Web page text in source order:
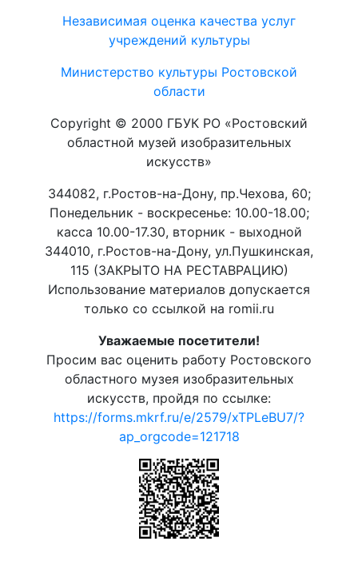
Независимая оценка качества услуг
учреждений культуры
Министерство культуры Ростовской
области
Copyright © 2000 ГБУК РО «Ростовский
областной музей изобразительных
искусств»
344082, г.Ростов-на-Дону, пр.Чехова, 60;
Понедельник - воскресенье: 10.00-18.00;
касса 10.00-17.30, вторник - выходной
344010, г.Ростов-на-Дону, ул.Пушкинская,
115 (ЗАКРЫТО НА РЕСТАВРАЦИЮ)
Использование материалов допускается
только со ссылкой на romii.ru
Уважаемые посетители!
Просим вас оценить работу Ростовского
областного музея изобразительных
искусств, пройдя по ссылке:
https://forms.mkrf.ru/e/2579/xTPLeBU7/?
ap_orgcode=121718